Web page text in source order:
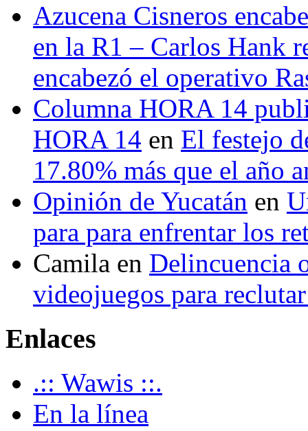
Azucena Cisneros
en la R1 – Carlos Hank
encabezó el operativo
Columna HORA 14
HORA 14 en El festejo
17.80% más que el año
Opinión de Yucatán en
para para enfrentar los
Camila en Delincuencia
videojuegos para
Enlaces
.:: Wawis ::.
En la línea